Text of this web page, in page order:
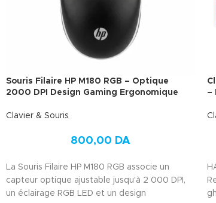
Souris Filaire HP M180 RGB – Optique
2000 DPI Design Gaming Ergonomique
Clavier & Souris
800,00 DA
La Souris Filaire HP M180 RGB associe un
capteur optique ajustable jusqu'à 2 000 DPI,
un éclairage RGB LED et un design
–